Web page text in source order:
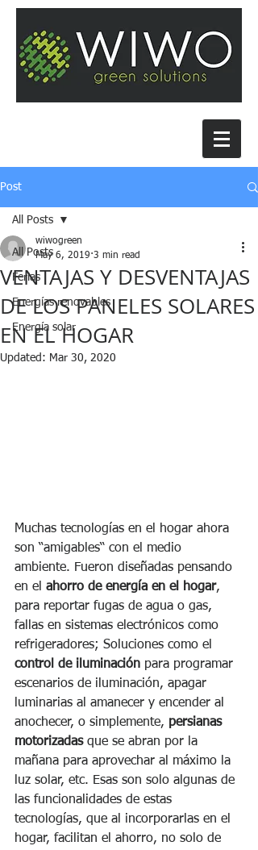
Post
All Posts
Ferias
Energías renovables
Energía solar
All Posts
VENTAJAS Y DESVENTAJAS
DE LOS PANELES SOLARES
EN EL HOGAR
wiwogreen
May 6, 2019 3 min read
Updated: Mar 30, 2020
Muchas tecnologías en el hogar ahora
son “amigables“ con el medio
ambiente. Fueron diseñadas pensando
en el ahorro de energía en el hogar,
para reportar fugas de agua o gas,
fallas en sistemas electrónicos como
refrigeradores; Soluciones como el
control de iluminación para programar
escenarios de iluminación, apagar
luminarias al amanecer y encender al
anochecer, o simplemente, persianas
motorizadas que se abran por la
mañana para aprovechar al máximo la
luz solar, etc. Esas son solo algunas de
las funcionalidades de estas
tecnologías, que al incorporarlas en el
hogar, facilitan el ahorro, no solo de